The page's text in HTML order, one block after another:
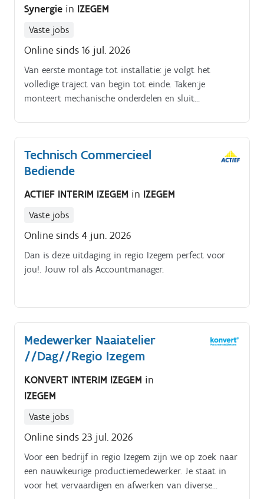
Synergie in IZEGEM
Vaste jobs
Online sinds 16 jul. 2026
Van eerste montage tot installatie: je volgt het
volledige traject van begin tot einde. Taken:je
monteert mechanische onderdelen en sluit
en interpreteert technische 3D tekeningenje zorgt
voor een correcte en kwalitatieve opbouw van de
machineje plaatst en stelt de machines af bij de
klanten.
Technisch Commercieel
Bediende
ACTIEF INTERIM IZEGEM in IZEGEM
Vaste jobs
Online sinds 4 jun. 2026
Dan is deze uitdaging in regio Izegem perfect voor
jou!. Jouw rol als Accountmanager.
Medewerker Naaiatelier
//Dag//Regio Izegem
KONVERT INTERIM IZEGEM in
IZEGEM
Vaste jobs
Online sinds 23 jul. 2026
Voor een bedrijf in regio Izegem zijn we op zoek naar
een nauwkeurige productiemedewerker. Je staat in
voor het vervaardigen en afwerken van diverse